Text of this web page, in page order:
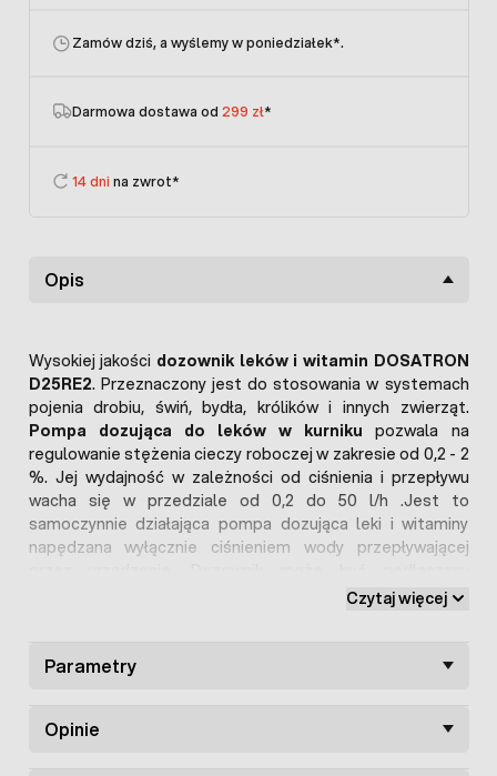
Zamów dziś, a wyślemy w poniedziałek*.
Darmowa dostawa od 299 zł*
14 dni na zwrot*
Opis
Wysokiej jakości dozownik leków i witamin DOSATRON
D25RE2. Przeznaczony jest do stosowania w systemach
pojenia drobiu, świń, bydła, królików i innych zwierząt.
Pompa dozująca do leków w kurniku pozwala na
regulowanie stężenia cieczy roboczej w zakresie od 0,2 - 2
%. Jej wydajność w zależności od ciśnienia i przepływu
wacha się w przedziale od 0,2 do 50 l/h .Jest to
samoczynnie działająca pompa dozująca leki i witaminy
napędzana wyłącznie ciśnieniem wody przepływającej
bezpośrednio do sieci wodociągowej lublinii zasilanych
jego wartości
zawsze
zarówno w
systemach pojenia dzwonowego gęsi, kaczek
Czytaj więcej
Parametry
Opinie